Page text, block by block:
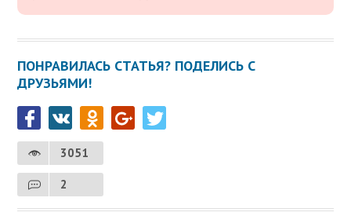
ПОНРАВИЛАСЬ СТАТЬЯ? ПОДЕЛИСЬ С
ДРУЗЬЯМИ!
3051
2